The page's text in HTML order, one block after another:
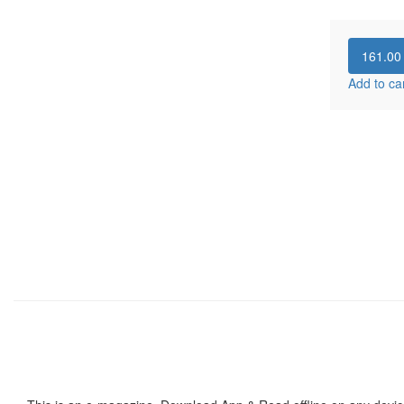
161.00
Add to